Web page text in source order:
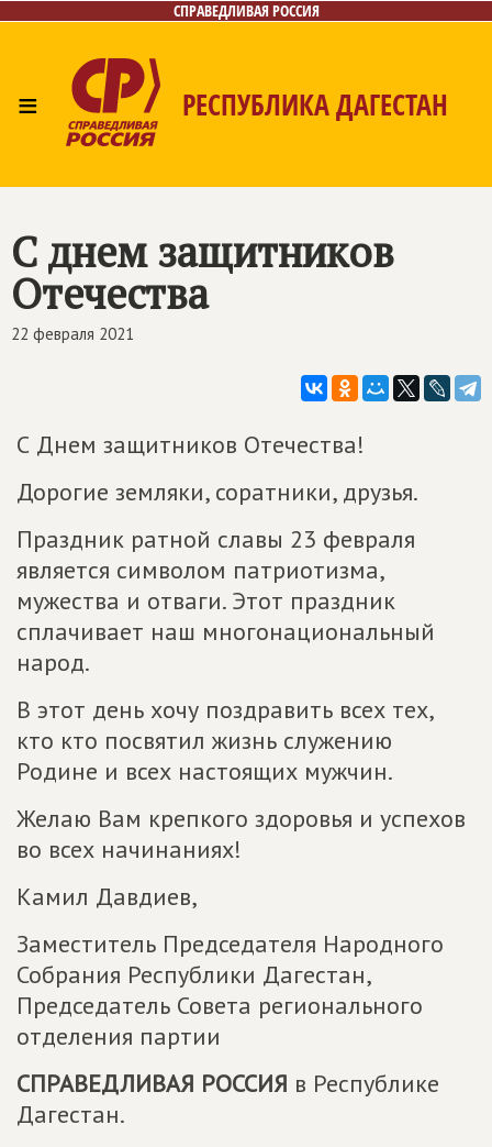
СПРАВЕДЛИВАЯ РОССИЯ
≡ РЕСПУБЛИКА ДАГЕСТАН
С днем защитников
Отечества
22 февраля 2021
С Днем защитников Отечества!
Дорогие земляки, соратники, друзья.
Праздник ратной славы 23 февраля
является символом патриотизма,
мужества и отваги. Этот праздник
сплачивает наш многонациональный
народ.
В этот день хочу поздравить всех тех,
кто кто посвятил жизнь служению
Родине и всех настоящих мужчин.
Желаю Вам крепкого здоровья и успехов
во всех начинаниях!
Камил Давдиев,
Заместитель Председателя Народного
Собрания Республики Дагестан,
Председатель Совета регионального
отделения партии
СПРАВЕДЛИВАЯ РОССИЯ в Республике
Дагестан.